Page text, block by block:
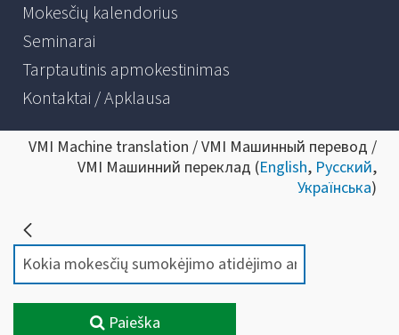
Mokesčių kalendorius
Seminarai
Tarptautinis apmokestinimas
Kontaktai / Apklausa
VMI Machine translation / VMI Машинный перевод /
VMI Машинний переклад (English, Русский,
Українська)
Paieška